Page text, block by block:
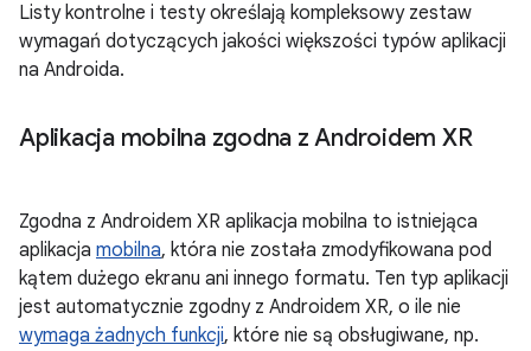
Listy kontrolne i testy określają kompleksowy zestaw
wymagań dotyczących jakości większości typów aplikacji
na Androida.
Aplikacja mobilna zgodna z Androidem XR
Zgodna z Androidem XR aplikacja mobilna to istniejąca
aplikacja mobilna, która nie została zmodyfikowana pod
kątem dużego ekranu ani innego formatu. Ten typ aplikacji
jest automatycznie zgodny z Androidem XR, o ile nie
wymaga żadnych funkcji, które nie są obsługiwane, np.